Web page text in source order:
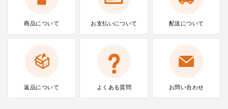
商品について お支払いについて 配送について
返品について よくある質問 お問い合わせ